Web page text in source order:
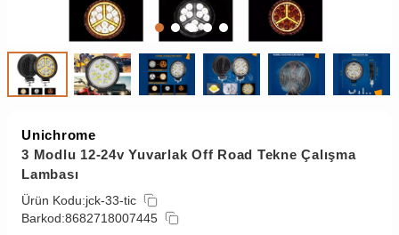
Unichrome
3 Modlu 12-24v Yuvarlak Off Road Tekne Çalışma
Lambası
Ürün Kodu:jck-33-tic
Barkod:8682718007445